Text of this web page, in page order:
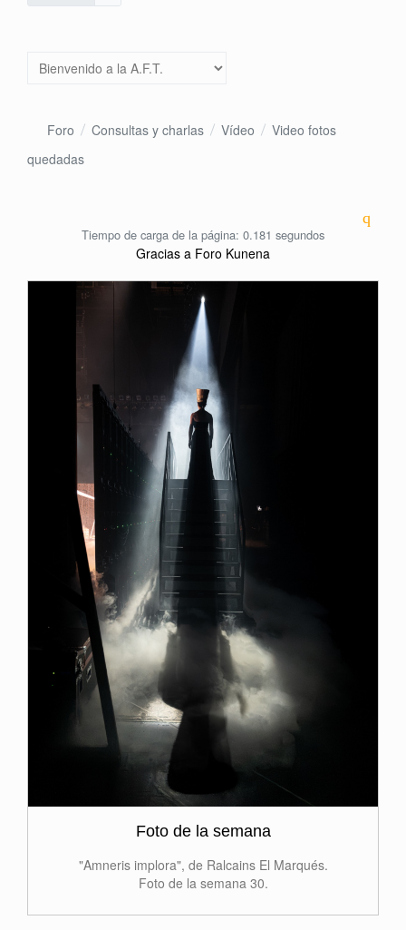
Foro Consultas y charlas Vídeo
Video fotos
quedadas
Tiempo de carga de la página: 0.181 segundos
Gracias a Foro Kunena
Foto de la semana
"Amneris implora", de Ralcains El Marqués.
Foto de la semana 30.